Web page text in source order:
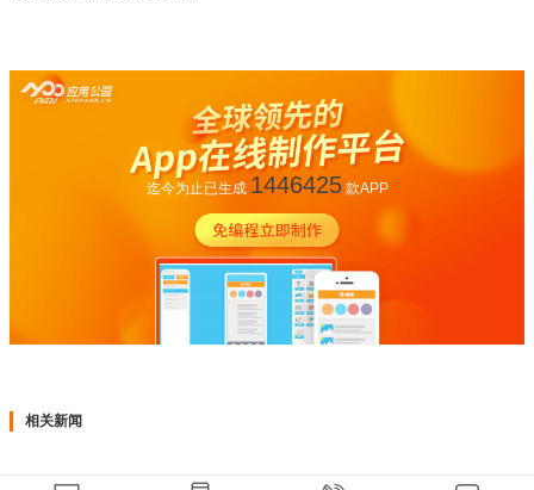
迄今为止已生成 1446425款APP
相关新闻